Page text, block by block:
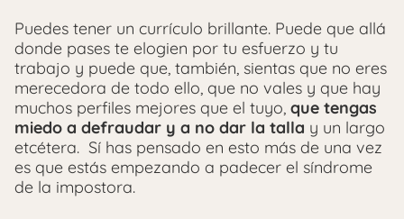
Puedes tener un currículo brillante. Puede que allá
donde pases te elogien por tu esfuerzo y tu
trabajo y puede que, también, sientas que no eres
merecedora de todo ello, que no vales y que hay
muchos perfiles mejores que el tuyo, que tengas
miedo a defraudar y a no dar la talla y un largo
etcétera. Sí has pensado en esto más de una vez
es que estás empezando a padecer el síndrome
de la impostora.